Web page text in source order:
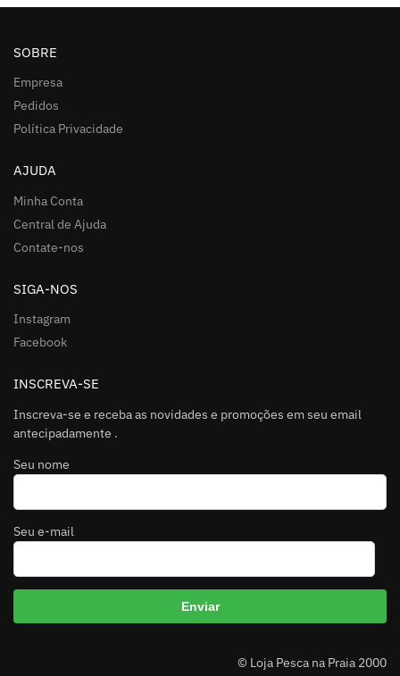
SOBRE
Empresa
Pedidos
Política Privacidade
AJUDA
Minha Conta
Central de Ajuda
Contate-nos
SIGA-NOS
Instagram
Facebook
INSCREVA-SE
Inscreva-se e receba as novidades e promoções em seu email
antecipadamente .
Seu nome
Seu e-mail
© Loja Pesca na Praia 2000